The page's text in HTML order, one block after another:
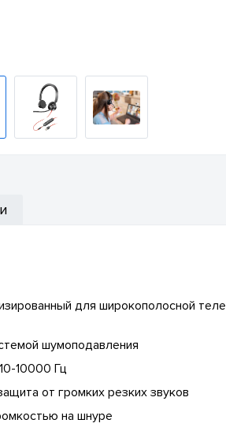
для широкополосной
шумоподавления
10000 Гц
от громких резких звуков
на шнуре